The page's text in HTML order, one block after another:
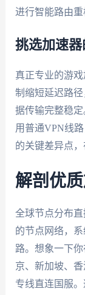
进行智能路由重
挑选加速
真正专业的游
制缩短延迟路
据传输完整稳
用普通VPN线
的关键差异点
解剖优
全球节点分布
的节点网络，
路。想象一下
京、新加坡、
专线直连国服